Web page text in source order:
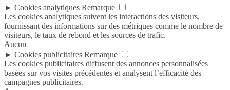
► Cookies analytiques Remarque
Les cookies analytiques suivent les interactions des visiteurs,
fournissant des informations sur des métriques comme le nombre de
visiteurs, le taux de rebond et les sources de trafic.
Aucun
► Cookies publicitaires Remarque
Les cookies publicitaires diffusent des annonces personnalisées
basées sur vos visites précédentes et analysent l’efficacité des
campagnes publicitaires.